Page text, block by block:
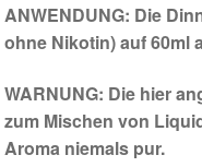
ANWENDUNG: Die
ohne Nikotin) auf 60ml
WARNUNG: Die hier
zum Mischen von
Aroma niemals pur.